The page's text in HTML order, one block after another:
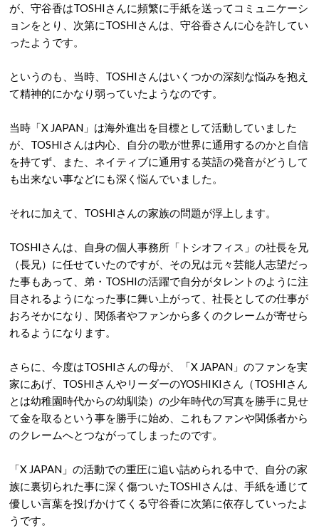
が、守谷香はTOSHIさんに頻繁に手紙を送ってコミュニケーシ
ョンをとり、次第にTOSHIさんは、守谷香さんに心を許してい
ったようです。
というのも、当時、TOSHIさんはいくつかの深刻な悩みを抱え
て精神的にかなり弱っていたようなのです。
当時「X JAPAN」は海外進出を目標として活動していました
が、TOSHIさんは内心、自分の歌が世界に通用するのかと自信
を持てず、また、ネイティブに通用する英語の発音がどうして
も出来ない事などにも深く悩んでいました。
それに加えて、TOSHIさんの家族の問題が浮上します。
TOSHIさんは、自身の個人事務所「トシオフィス」の社長を兄
（長兄）に任せていたのですが、その兄は元々芸能人志望だっ
た事もあって、弟・TOSHIの活躍で自分がタレントのように注
目されるようになった事に舞い上がって、社長としての仕事が
おろそかになり、関係者やファンから多くのクレームが寄せら
れるようになります。
さらに、今度はTOSHIさんの母が、「X JAPAN」のファンを実
家にあげ、TOSHIさんやリーダーのYOSHIKIさん（TOSHIさん
とは幼稚園時代からの幼馴染）の少年時代の写真を勝手に見せ
て金を取るという事を勝手に始め、これもファンや関係者から
のクレームへとつながってしまったのです。
「X JAPAN」の活動での重圧に追い詰められる中で、自分の家
族に裏切られた事に深く傷ついたTOSHIさんは、手紙を通じて
優しい言葉を投げかけてくる守谷香に次第に依存していったよ
うです。